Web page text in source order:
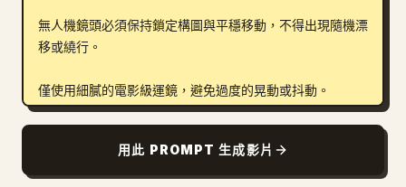
無人機鏡頭必須保持鎖定構圖與平穩移動，不得出現隨機漂
移或繞行。
僅使用細膩的電影級運鏡，避免過度的晃動或抖動。
用此 PROMPT 生成影片